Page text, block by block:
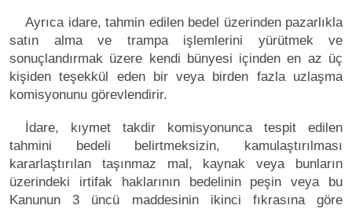
Ayrıca idare, tahmin edilen bedel üzerinden pazarlıkla
satın alma ve trampa işlemlerini yürütmek ve
sonuçlandırmak üzere kendi bünyesi içinden en az üç
kişiden teşekkül eden bir veya birden fazla uzlaşma
komisyonunu görevlendirir.
İdare, kıymet takdir komisyonunca tespit edilen
tahmini bedeli belirtmeksizin, kamulaştırılması
kararlaştırılan taşınmaz mal, kaynak veya bunların
üzerindeki irtifak haklarının bedelinin peşin veya bu
Kanunun 3 üncü maddesinin ikinci fıkrasına göre